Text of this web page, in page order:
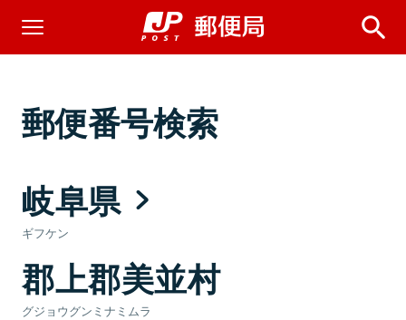
郵便番号検索
岐阜県
ギフケン
郡上郡美並村
グジョウグンミナミムラ